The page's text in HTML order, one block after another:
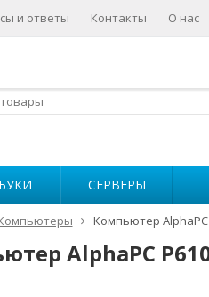
и ответы Контакты О нас
СЕРВЕРЫ
Компьютер AlphaPC
AlphaPC